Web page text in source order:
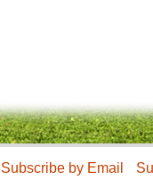
Subscribe by Email